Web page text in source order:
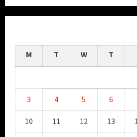
M T W T
3 4 5 6
10 11 12 13